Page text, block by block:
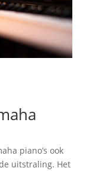
piano’s ook
uitstraling. Het